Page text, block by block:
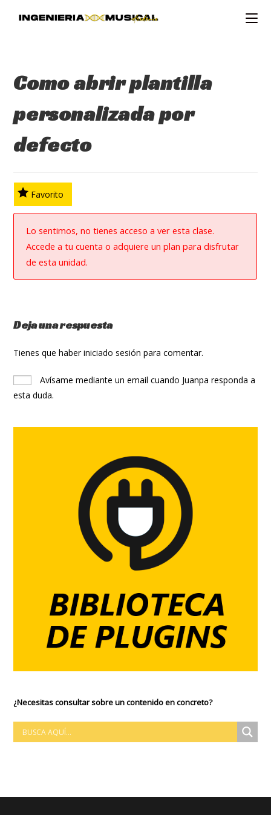
Como abrir plantilla
personalizada por
defecto
Favorito
Lo sentimos, no tienes acceso a ver esta clase.
Accede a tu cuenta o adquiere un plan para disfrutar
de esta unidad.
Deja una respuesta
Tienes que haberiniciado sesión para comentar.
Avísame mediante un email cuando Juanpa responda a
esta duda.
¿Necesitas consultar sobre un contenido en concreto?